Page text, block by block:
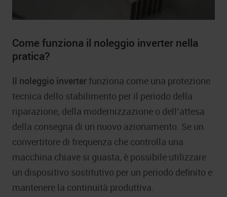
Come funziona il noleggio inverter nella
pratica?
Il noleggio inverter funziona come una protezione
tecnica dello stabilimento per il periodo della
riparazione, della modernizzazione o dell’attesa
della consegna di un nuovo azionamento. Se un
convertitore di frequenza che controlla una
macchina chiave si guasta, è possibile utilizzare
un dispositivo sostitutivo per un periodo definito e
mantenere la continuità produttiva.